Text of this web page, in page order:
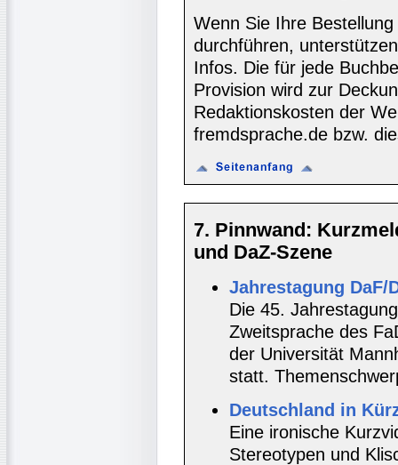
Wenn Sie Ihre
durchführen,
Infos. Die für jede
Provision wird zur
Redaktionskosten der
fremdsprache.de bzw.
7. Pinnwand:
und DaZ-Szene
Jahrestagung DaF/
Die 45.
Zweitsprache des
der Universität
statt.
Deutschland in
Eine ironische
Stereotypen und